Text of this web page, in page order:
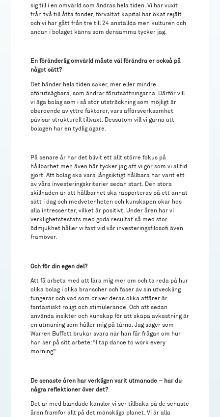
sig till i en omvärld som ändras hela tiden. Vi har vuxit
från två till åtta fonder, förvaltat kapital har ökat rejält
och vi har gått från tre till 24 anställda men kulturen och
andan i bolaget känns som densamma tycker jag.
En föränderlig omvärld måste väl förändra er också på
något sätt?
Det händer hela tiden saker, mer eller mindre
oförutsägbara, som ändrar förutsättningarna. Därför vill
vi äga bolag som i så stor utsträckning som möjligt är
oberoende av yttre faktorer, vars affärsverksamhet
påvisar strukturell tillväxt. Dessutom vill vi gärna att
bolagen har en tydlig ägare.
På senare år har det blivit ett allt större fokus på
hållbarhet men även här tycker jag att vi gör som vi alltid
gjort. Att bolag ska vara långsiktigt hållbara har varit ett
av våra investeringskriterier sedan start. Den stora
skillnaden är att hållbarhet ska rapporteras på ett annat
sätt i dag och medvetenheten och kunskapen ökar hos
alla intressenter, vilket är positivt. Under åren har vi
verklighetstestats med goda resultat så med stor
ödmjukhet håller vi fast vid vår investeringsfilosofi även
framöver.
Och för din egen del?
Att få arbeta med att lära mig mer om och ta reda på hur
olika bolag i olika branscher och faser av sin utveckling
fungerar och vad som driver deras olika affärer är
fantastiskt roligt och stimulerande. Och att sedan
använda insikter och kunskap för att skapa avkastning är
en utmaning som håller mig på tårna. Jag säger som
Warren Buffett brukar svara när han får frågan om hur
han ser på sitt arbete: ”I tap dance to work every
morning”.
De senaste åren har verkligen varit utmanade – har du
några reflektioner över det?
Det är med blandade känslor vi ser tillbaka på de senaste
åren framför allt på det mänskliga planet. Vi är alla